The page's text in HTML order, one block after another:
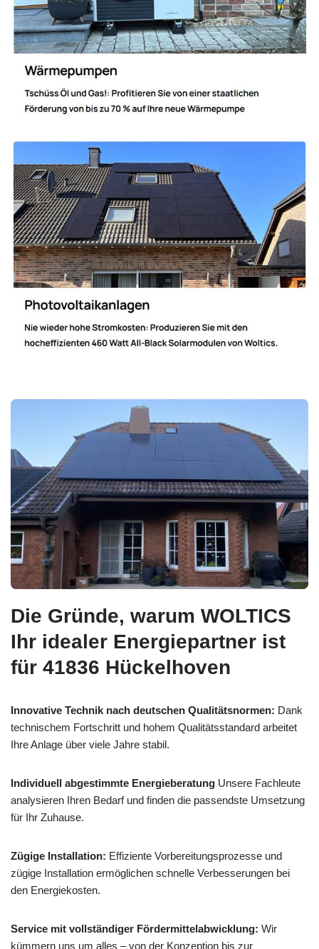
Die Gründe, warum WOLTICS
Ihr idealer Energiepartner ist
für 41836 Hückelhoven
Innovative Technik nach deutschen Qualitätsnormen: Dank
technischem Fortschritt und hohem Qualitätsstandard arbeitet
Ihre Anlage über viele Jahre stabil.
Individuell abgestimmte Energieberatung Unsere Fachleute
analysieren Ihren Bedarf und finden die passendste Umsetzung
für Ihr Zuhause.
Zügige Installation: Effiziente Vorbereitungsprozesse und
zügige Installation ermöglichen schnelle Verbesserungen bei
den Energiekosten.
Service mit vollständiger Fördermittelabwicklung: Wir
kümmern uns um alles – von der Konzeption bis zur